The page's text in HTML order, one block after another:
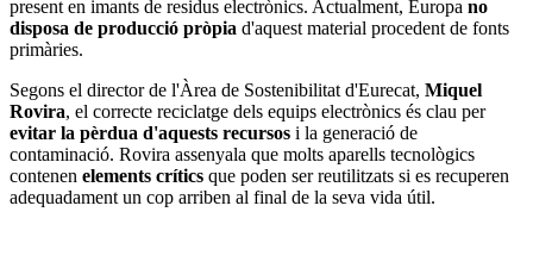
present en imants de residus electrònics. Actualment, Europa no
disposa de producció pròpia d'aquest material procedent de fonts
primàries.
Segons el director de l'Àrea de Sostenibilitat d'Eurecat, Miquel
Rovira, el correcte reciclatge dels equips electrònics és clau per
evitar la pèrdua d'aquests recursos i la generació de
contaminació. Rovira assenyala que molts aparells tecnològics
contenen elements crítics que poden ser reutilitzats si es recuperen
adequadament un cop arriben al final de la seva vida útil.